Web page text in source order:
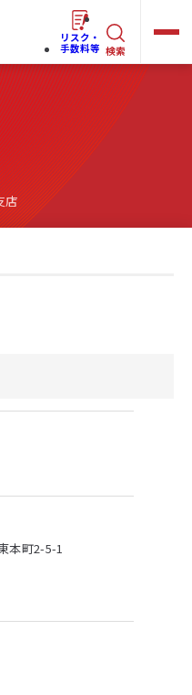
リスク・
手数料等 検索
店
本町2-5-1